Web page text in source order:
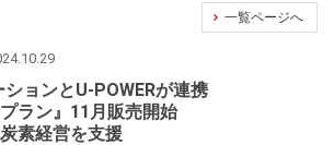
一覧ページへ
ョンとU-POWERが連携
ラン』11月販売開始
素経営を支援